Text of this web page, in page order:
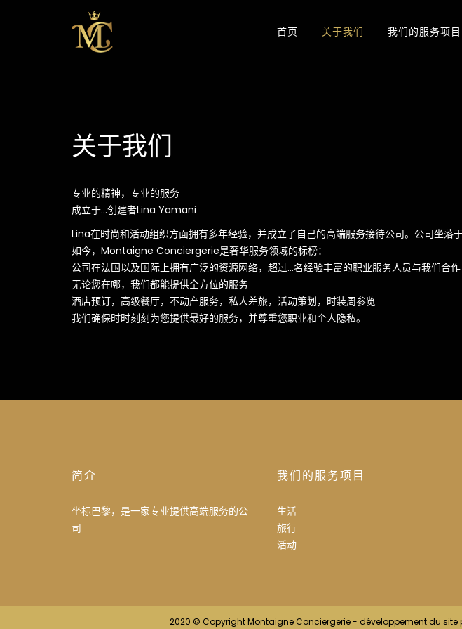
首页 关于我们 我们的服务项目
关于我们
专业的精神，专业的服务
成立于…创建者Lina Yamani
Lina在时尚和活动组织方面拥有多年经验，并成立了自己的高端服务接待公司。公司坐
如今，Montaigne Conciergerie是奢华服务领域的标榜：
公司在法国以及国际上拥有广泛的资源网络，超过…名经验丰富的职业服务人员与我们合作
无论您在哪，我们都能提供全方位的服务
酒店预订，高级餐厅，不动产服务，私人差旅，活动策划，时装周参览
我们确保时时刻刻为您提供最好的服务，并尊重您职业和个人隐私。
简介
坐标巴黎，是一家专业提供高端服务的公
司
我们的服务项目
生活
旅行
活动
2020 © Copyright Montaigne Conciergerie - développement du site